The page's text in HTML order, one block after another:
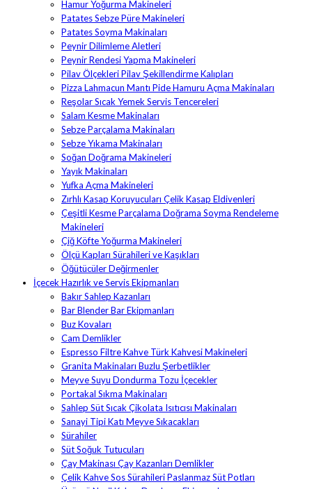
Hamur Yoğurma Makineleri
Patates Sebze Püre Makineleri
Patates Soyma Makinaları
Peynir Dilimleme Aletleri
Peynir Rendesi Yapma Makineleri
Pilav Ölçekleri Pilav Şekillendirme Kalıpları
Pizza Lahmacun Mantı Pide Hamuru Açma Makinaları
Reşolar Sıcak Yemek Servis Tencereleri
Salam Kesme Makinaları
Sebze Parçalama Makinaları
Sebze Yıkama Makinaları
Soğan Doğrama Makineleri
Yayık Makinaları
Yufka Açma Makineleri
Zırhlı Kasap Koruyucuları Çelik Kasap Eldivenleri
Çeşitli Kesme Parçalama Doğrama Soyma Rendeleme
Makineleri
Çiğ Köfte Yoğurma Makineleri
Ölçü Kapları Sürahileri ve Kaşıkları
Öğütücüler Değirmenler
İçecek Hazırlık ve Servis Ekipmanları
Bakır Sahlep Kazanları
Bar Blender Bar Ekipmanları
Buz Kovaları
Cam Demlikler
Espresso Filtre Kahve Türk Kahvesi Makineleri
Granita Makinaları Buzlu Şerbetlikler
Meyve Suyu Dondurma Tozu İçecekler
Portakal Sıkma Makinaları
Sahlep Süt Sıcak Çikolata Isıtıcısı Makinaları
Sanayi Tipi Katı Meyve Sıkacakları
Sürahiler
Süt Soğuk Tutucuları
Çay Makinası Çay Kazanları Demlikler
Çelik Kahve Sos Sürahileri Paslanmaz Süt Potları